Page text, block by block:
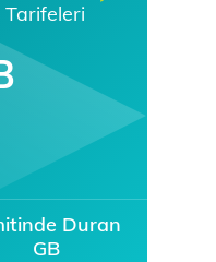
Duran
GB